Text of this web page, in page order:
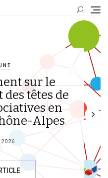
sur le
têtes de
en
Alpes
– Lyon &
juin 2026